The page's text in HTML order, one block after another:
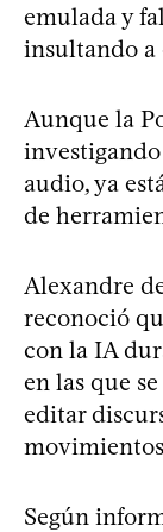
emulada y
insultando a
Aunque la
audio, ya
de
Alexandre
reconoció
con la IA
en las que
editar
Según